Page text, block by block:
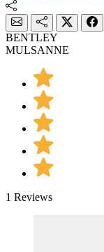
BENTLEY
MULSANNE
1 Reviews